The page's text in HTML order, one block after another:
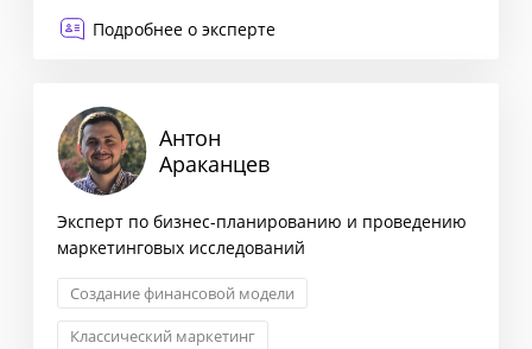
Подробнее о эксперте
Антон
Араканцев
Эксперт по бизнес-планированию и проведению
маркетинговых исследований
Создание финансовой модели
Классический маркетинг